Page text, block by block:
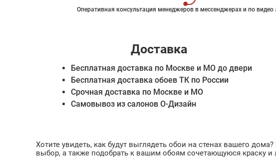
Оперативная консультация менеджеров в мессенджерах и по видео
Доставка
Бесплатная доставка по Москве и МО до двери
Бесплатная доставка обоев ТК по России
Срочная доставка по Москве и МО
Самовывоз из салонов О-Дизайн
Хотите увидеть, как будут выглядеть обои на стенах вашего
выбор, а также подобрать к вашим обоям сочетающуюся краску и